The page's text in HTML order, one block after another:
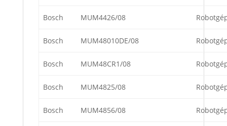
Bosch MUM4426/08
Bosch MUM48010DE/08
Bosch MUM48CR1/08
Bosch MUM4825/08
Bosch MUM4856/08